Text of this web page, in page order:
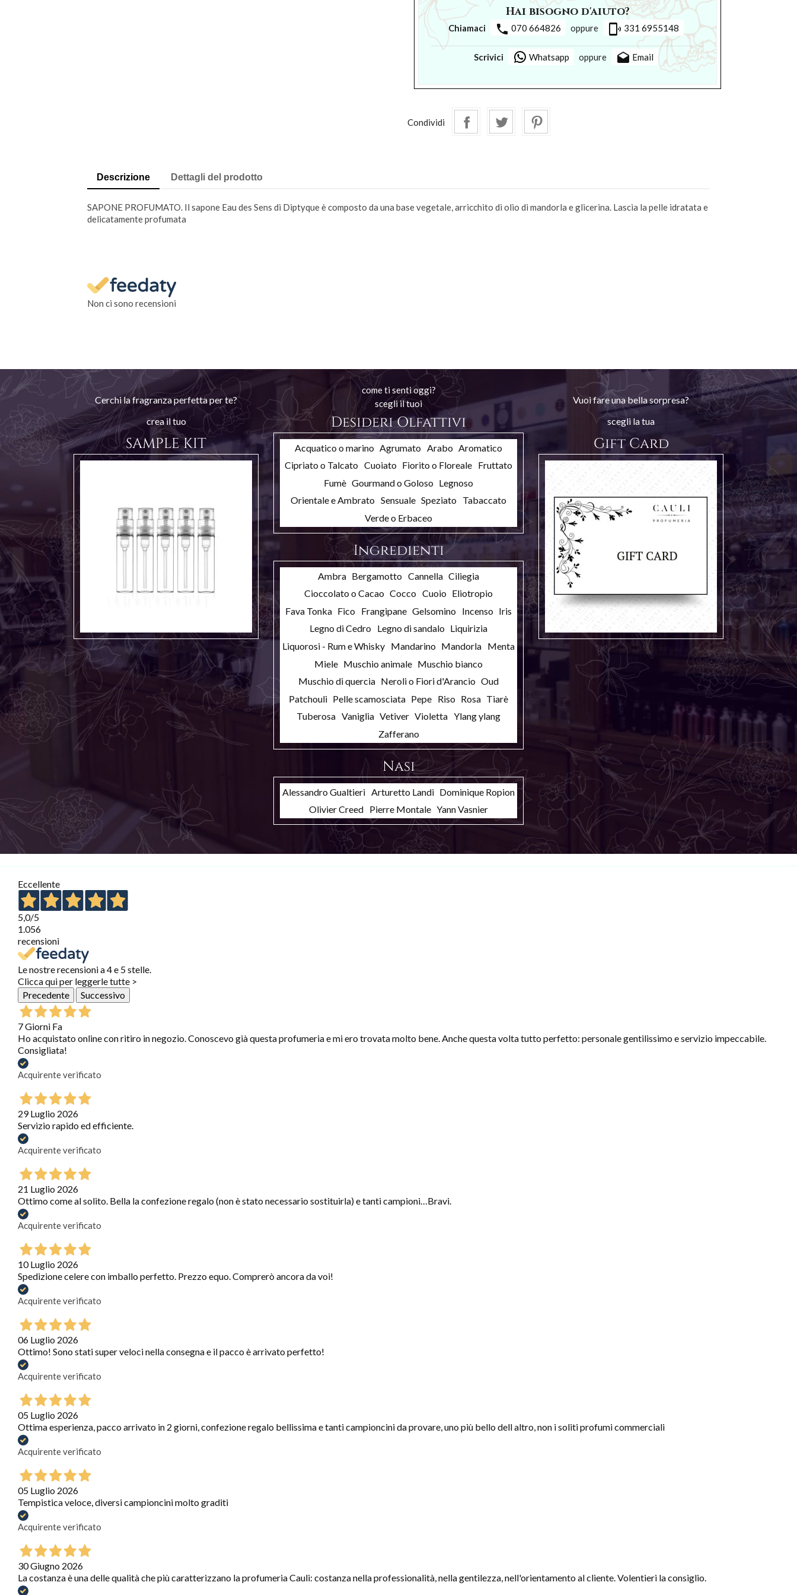
Hai bisogno d'aiuto?
Chiamaci phone 070 664826 oppure phonelink_ring 331 6955148
Scrivici Whatsapp oppure drafts Email
Condividi
Descrizione Dettagli del prodotto
SAPONE PROFUMATO. Il sapone Eau des Sens di Diptyque è composto da una base vegetale, arricchito di olio di mandorla e glicerina. Lascia la pelle idratata e
delicatamente profumata
Non ci sono recensioni
Cerchi la fragranza perfetta per te?
crea il tuo
SAMPLE KIT
come ti senti oggi?
scegli il tuoi
Desideri Olfattivi
Acquatico o marino Agrumato Arabo Aromatico
Cipriato o Talcato Cuoiato Fiorito o Floreale Fruttato
Fumè Gourmand o Goloso Legnoso
Orientale e Ambrato Sensuale Speziato Tabaccato
Verde o Erbaceo
Ingredienti
Ambra Bergamotto Cannella Ciliegia
Cioccolato o Cacao Cocco Cuoio Eliotropio
Fava Tonka Fico Frangipane Gelsomino Incenso Iris
Legno di Cedro Legno di sandalo Liquirizia
Liquorosi - Rum e Whisky Mandarino Mandorla Menta
Miele Muschio animale Muschio bianco
Muschio di quercia Neroli o Fiori d'Arancio Oud
Patchouli Pelle scamosciata Pepe Riso Rosa Tiarè
Tuberosa Vaniglia Vetiver Violetta Ylang ylang
Zafferano
Nasi
Alessandro Gualtieri Arturetto Landi Dominique Ropion
Olivier Creed Pierre Montale Yann Vasnier
Vuoi fare una bella sorpresa?
scegli la tua
Gift Card
Eccellente
5,0/5
1.056
recensioni
Le nostre recensioni a 4 e 5 stelle.
Clicca qui per leggerle tutte >
Precedente
Successivo
7 Giorni Fa
Ho acquistato online con ritiro in negozio. Conoscevo già questa profumeria e mi ero trovata molto bene. Anche questa volta tutto perfetto: personale gentilissimo e servizio impeccabile.
Consigliata!
Acquirente verificato
29 Luglio 2026
Servizio rapido ed efficiente.
Acquirente verificato
21 Luglio 2026
Ottimo come al solito. Bella la confezione regalo (non è stato necessario sostituirla) e tanti campioni…Bravi.
Acquirente verificato
10 Luglio 2026
Spedizione celere con imballo perfetto. Prezzo equo. Comprerò ancora da voi!
Acquirente verificato
06 Luglio 2026
Ottimo! Sono stati super veloci nella consegna e il pacco è arrivato perfetto!
Acquirente verificato
05 Luglio 2026
Ottima esperienza, pacco arrivato in 2 giorni, confezione regalo bellissima e tanti campioncini da provare, uno più bello dell altro, non i soliti profumi commerciali
Acquirente verificato
05 Luglio 2026
Tempistica veloce, diversi campioncini molto graditi
Acquirente verificato
30 Giugno 2026
La costanza è una delle qualità che più caratterizzano la profumeria Cauli: costanza nella professionalità, nella gentilezza, nell'orientamento al cliente. Volentieri la consiglio.